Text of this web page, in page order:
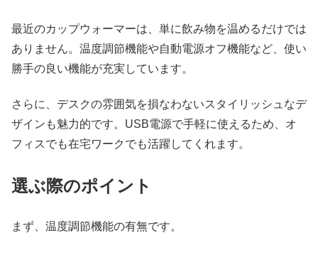
最近のカップウォーマーは、単に飲み物を温めるだけでは
ありません。温度調節機能や自動電源オフ機能など、使い
勝手の良い機能が充実しています。
さらに、デスクの雰囲気を損なわないスタイリッシュなデ
ザインも魅力的です。USB電源で手軽に使えるため、オ
フィスでも在宅ワークでも活躍してくれます。
選ぶ際のポイント
まず、温度調節機能の有無です。